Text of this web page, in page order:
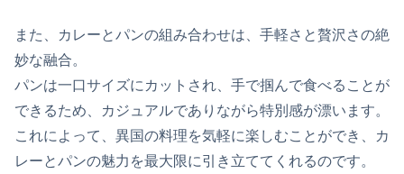
また、カレーとパンの組み合わせは、手軽さと贅沢さの絶
妙な融合。
パンは一口サイズにカットされ、手で掴んで食べることが
できるため、カジュアルでありながら特別感が漂います。
これによって、異国の料理を気軽に楽しむことができ、カ
レーとパンの魅力を最大限に引き立ててくれるのです。